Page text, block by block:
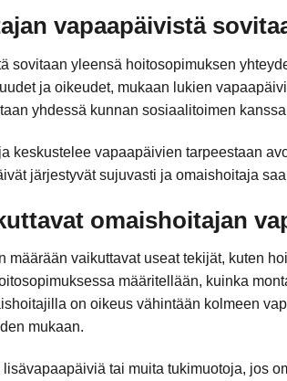
vapaapäivistä
sovitaan yleensä hoitosopimuksen
ja oikeudet, mukaan lukien
yhdessä kunnan sosiaalitoimen
keskustelee vapaapäivien tarpeestaan
järjestyvät sujuvasti ja omaishoitaja
omaishoitajan
määrään vaikuttavat useat tekijät, kuten
määritellään, kuinka
on oikeus vähintään kolmeen
mukaan.
tai muita tukimuotoja, jos